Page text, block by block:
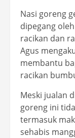
Nasi goreng
dipegang
racikan dan
Agus
membantu
racikan
Meski jualan
goreng ini
termasuk
sehabis